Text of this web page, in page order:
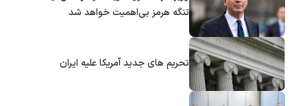
تنگه هرمز بی‌اهمیت خواهد شد
تحریم های جدید آمریکا علیه ایران